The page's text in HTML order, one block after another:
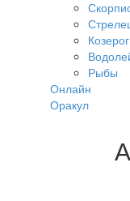
Козерог
Рыбы
Онлайн
Оракул